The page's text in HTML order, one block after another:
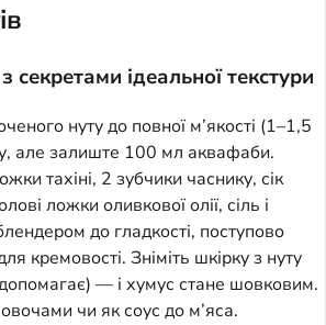
секретами ідеальної текстури
нуту до повної м’якості (1–1,5
але залиште 100 мл аквафаби.
тахіні, 2 зубчики часнику, сік
ложки оливкової олії, сіль і
до гладкості, поступово
кремовості. Зніміть шкірку з нуту
— і хумус стане шовковим.
чи як соус до м’яса.